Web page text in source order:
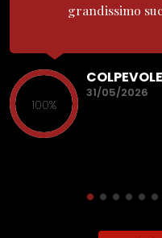
grandissimo
100%
31/05/2026